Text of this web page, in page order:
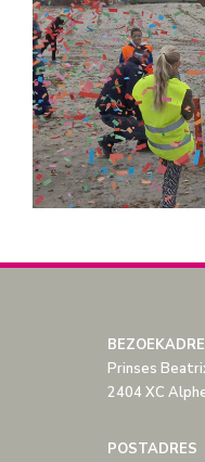
Prinses
2404 XC
POSTADRES